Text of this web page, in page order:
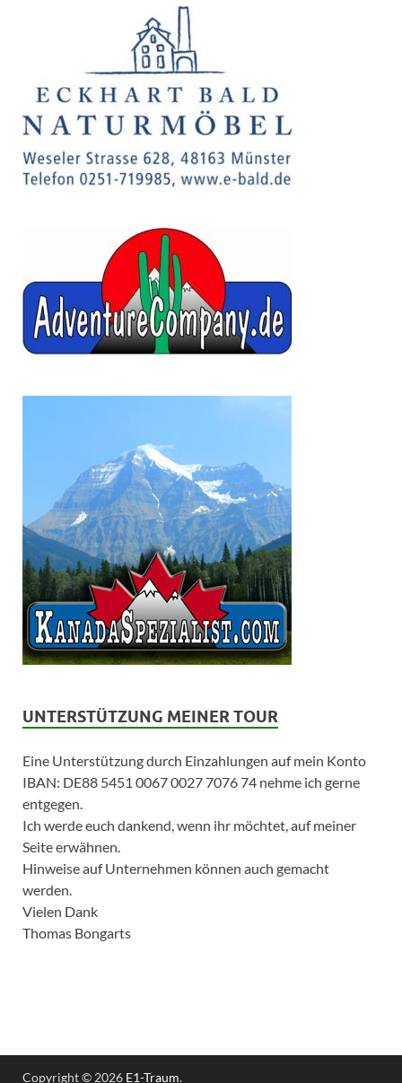
UNTERSTÜTZUNG MEINER TOUR
Eine Unterstützung durch Einzahlungen auf mein Konto
IBAN: DE88 5451 0067 0027 7076 74 nehme ich gerne
entgegen.
Ich werde euch dankend, wenn ihr möchtet, auf meiner
Seite erwähnen.
Hinweise auf Unternehmen können auch gemacht
werden.
Vielen Dank
Thomas Bongarts
Copyright © 2026 E1-Traum.